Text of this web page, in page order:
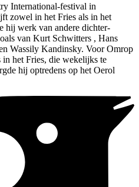
International-festival in
zowel in het Fries als in het
hij werk van andere dichter-
van Kurt Schwitters , Hans
Wassily Kandinsky. Voor Omrop
het Fries, die wekelijks te
hij optredens op het Oerol